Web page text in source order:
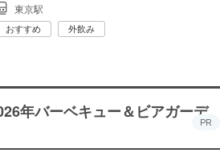
東京駅
おすすめ 外飲み
年バーベキュー＆ビアガーデ
PR